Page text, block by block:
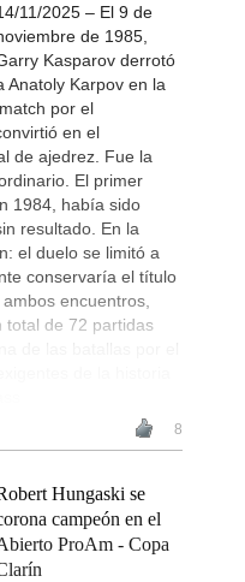
11/2025 – El 9 de
de 1985,
Kasparov derrotó
Anatoly Karpov en la
por el
en el
de ajedrez. Fue la
El primer
1984, había sido
resultado. En la
el duelo se limitó a
conservaría el título
encuentros,
total de 72 partidas
8
Hungaski se
campeón en el
ProAm - Copa